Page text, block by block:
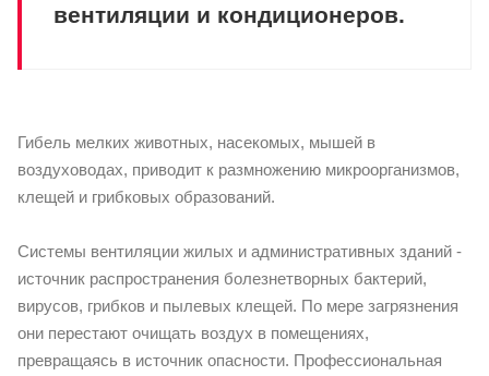
вентиляции и кондиционеров.
Гибель мелких животных, насекомых, мышей в
воздуховодах, приводит к размножению микроорганизмов,
клещей и грибковых образований.
Системы вентиляции жилых и административных зданий -
источник распространения болезнетворных бактерий,
вирусов, грибков и пылевых клещей. По мере загрязнения
они перестают очищать воздух в помещениях,
превращаясь в источник опасности. Профессиональная